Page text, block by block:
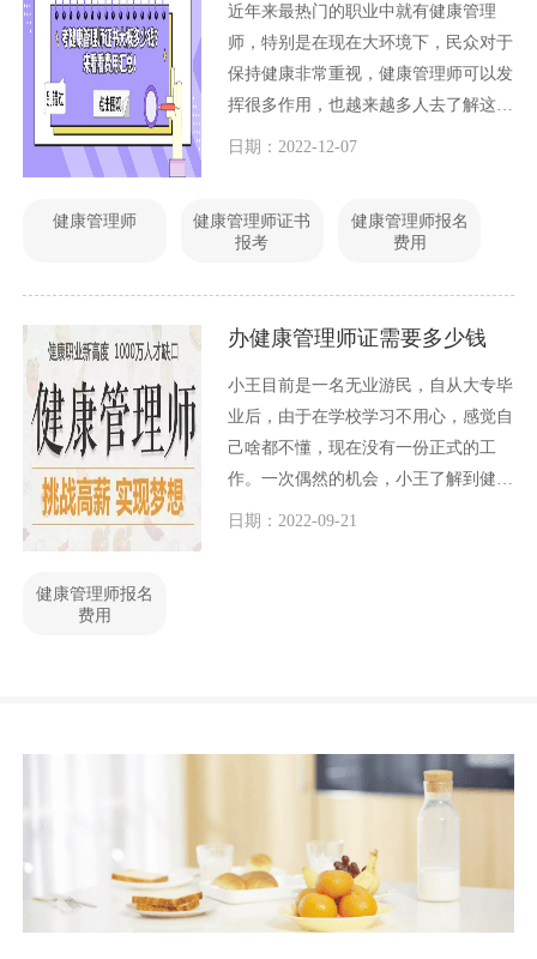
近年来最热门的职业中就有健康管理
师，特别是在现在大环境下，民众对于
保持健康非常重视，健康管理师可以发
挥很多作用，也越来越多人去了解这个
职业，报考证书，那么大家关心的考证
日期：2022-12-07
健康管理师
健康管理师证书
报考
健康管理师报名
费用
办健康管理师证需要多少钱
小王目前是一名无业游民，自从大专毕
业后，由于在学校学习不用心，感觉自
己啥都不懂，现在没有一份正式的工
作。一次偶然的机会，小王了解到健康
管理师很好找工作，而且待遇很高，另
日期：2022-09-21
健康管理师报名
费用